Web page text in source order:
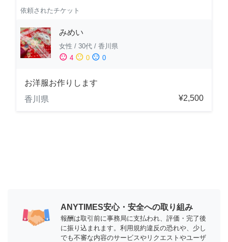
依頼されたチケット
みめい
女性 / 30代 / 香川県
sentiment_satisfied 4 sentiment_neutral 0 sentiment_dissatisfied 0
お洋服お作りします
香川県
¥2,500
ANYTIMES安心・安全への取り組み
報酬は取引前に事務局に支払われ、評価・完了後
に振り込まれます。利用規約違反の恐れや、少し
でも不審な内容のサービスやリクエストやユーザ